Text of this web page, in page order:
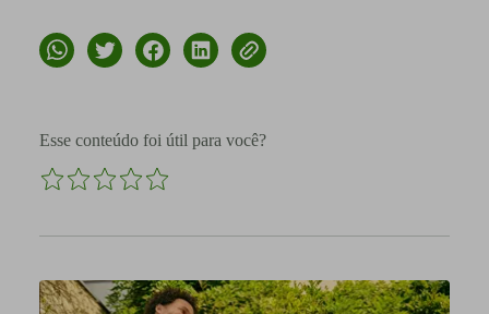
Esse conteúdo foi útil para você?